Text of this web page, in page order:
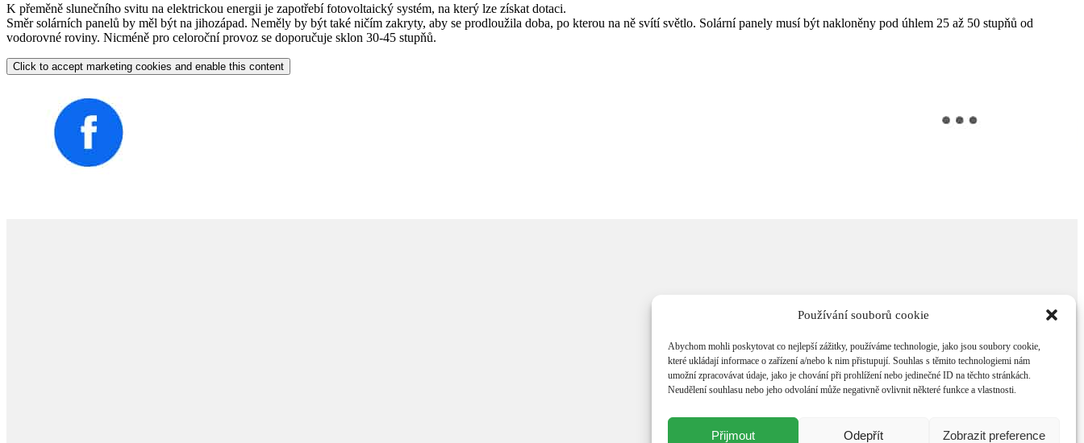
Používání souborů cookie
Abychom mohli poskytovat co nejlepší zážitky, používáme technologie, jako jsou soubory cookie,
které ukládají informace o zařízení a/nebo k nim přistupují. Souhlas s těmito technologiemi nám
umožní zpracovávat údaje, jako je chování při prohlížení nebo jedinečné ID na těchto stránkách.
Neudělení souhlasu nebo jeho odvolání může negativně ovlivnit některé funkce a vlastnosti.
Přijmout Odepřít Zobrazit preference
K přeměně slunečního svitu na elektrickou energii je zapotřebí fotovoltaický systém, na který lze získat dotaci.
Směr solárních panelů by měl být na jihozápad. Neměly by být také ničím zakryty, aby se prodloužila doba, po kterou na ně svítí světlo. Solární panely musí být nakloněny pod úhlem 25 až 50 stupňů od
vodorovné roviny. Nicméně pro celoroční provoz se doporučuje sklon 30-45 stupňů.
Click to accept marketing cookies and enable this content